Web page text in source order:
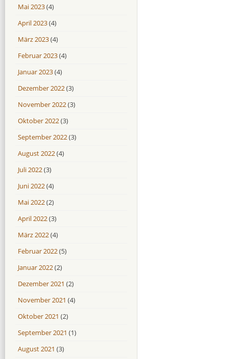
Mai 2023(4)
April 2023(4)
März 2023(4)
Februar 2023(4)
Januar 2023(4)
Dezember 2022(3)
November 2022(3)
Oktober 2022(3)
September 2022(3)
August 2022(4)
Juli 2022(3)
Juni 2022(4)
Mai 2022(2)
April 2022(3)
März 2022(4)
Februar 2022(5)
Januar 2022(2)
Dezember 2021 (2)
November 2021 (4)
Oktober 2021 (2)
September 2021 (1)
August 2021 (3)